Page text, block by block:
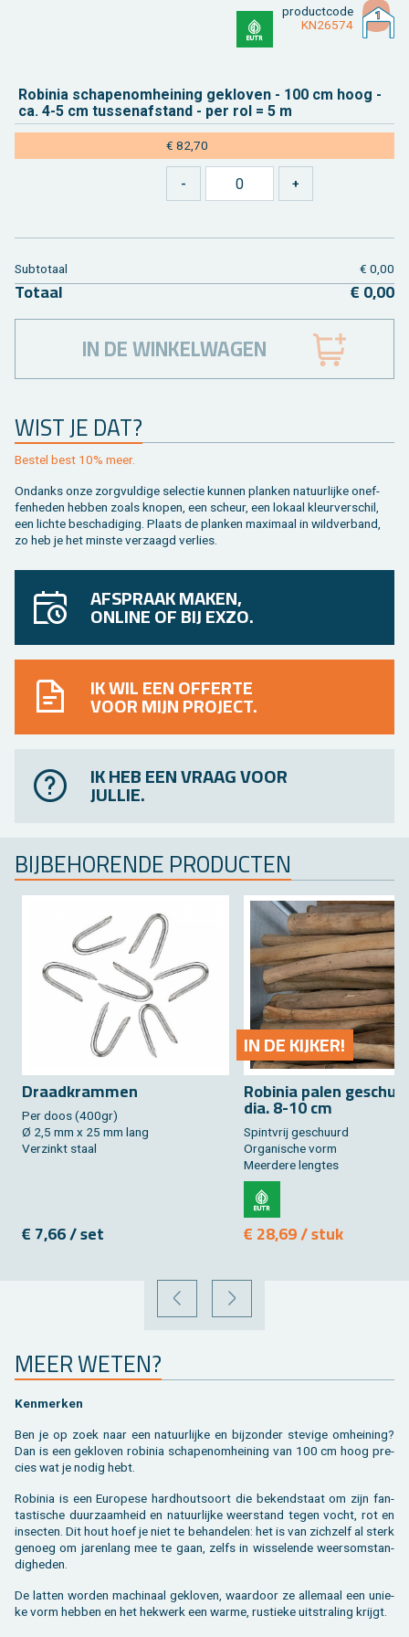
product­code
KN26574
Ro­bi­nia scha­pe­nom­hei­ning ge­klo­ven - 100 cm hoog -
ca. 4-5 cm tus­sen­af­stand - per rol = 5 m
€ 82,70
WIST JE DAT?
Be­stel best 10% meer.
On­danks onze zorg­vul­di­ge se­lec­tie kun­nen plan­ken na­tuur­lij­ke on­ef­
fen­he­den heb­ben zoals kno­pen, een scheur, een lo­kaal kleur­ver­schil,
een lich­te be­scha­di­ging. Plaats de plan­ken maxi­maal in wild­ver­band,
zo heb je het min­ste ver­zaagd ver­lies.
Sub­to­taal € 0,00
To­taal € 0,00
IN DE WINKELWAGEN
AFSPRAAK MAKEN,
ONLINE OF BIJ EXZO.
IK WIL EEN OFFERTE
VOOR MIJN PROJECT.
IK HEB EEN VRAAG VOOR
JULLIE.
BIJ­BE­HO­REN­DE PRO­DUC­TEN
Draad­kram­men
Per doos (400gr)
Ø 2,5 mm x 25 mm lang
Ver­zinkt staal
€ 7,66 / set
IN DE KIJ­KER!
Ro­bi­nia palen
dia. 8-10 cm
Spint­vrij ge­schuurd
Or­ga­ni­sche vorm
Meer­de­re leng­tes
€ 28,69 / stuk
VORIGE VOLGENDE
MEER WETEN?
Ken­mer­ken
Ben je op zoek naar een na­tuur­lij­ke en bij­zon­der ste­vi­ge om­hei­ning?
Dan is een ge­klo­ven ro­bi­nia scha­pe­nom­hei­ning van 100 cm hoog pre­
cies wat je nodig hebt.
Ro­bi­nia is een Eu­ro­pe­se hard­hout­soort die be­kend­staat om zijn fan­
tas­ti­sche duur­zaam­heid en na­tuur­lij­ke weer­stand tegen vocht, rot en
in­sec­ten. Dit hout hoef je niet te be­han­de­len: het is van zich­zelf al sterk
ge­noeg om ja­ren­lang mee te gaan, zelfs in wis­se­len­de weers­om­stan­
dig­he­den.
De lat­ten wor­den ma­chi­naal ge­klo­ven, waar­door ze al­le­maal een unie­
ke vorm heb­ben en het hek­werk een warme, rus­tie­ke uit­stra­ling krijgt.